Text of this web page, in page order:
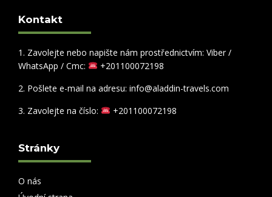
Kontakt
1. Zavolejte nebo napište nám prostřednictvím: Viber /
WhatsApp / Cmc:
+201100072198
2. Pošlete e-mail na adresu: info@aladdin-travels.com
3. Zavolejte na číslo:
+201100072198
Stránky
O nás